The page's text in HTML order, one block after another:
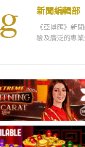
新聞編輯部
《亞博匯》新
驗及廣泛的專